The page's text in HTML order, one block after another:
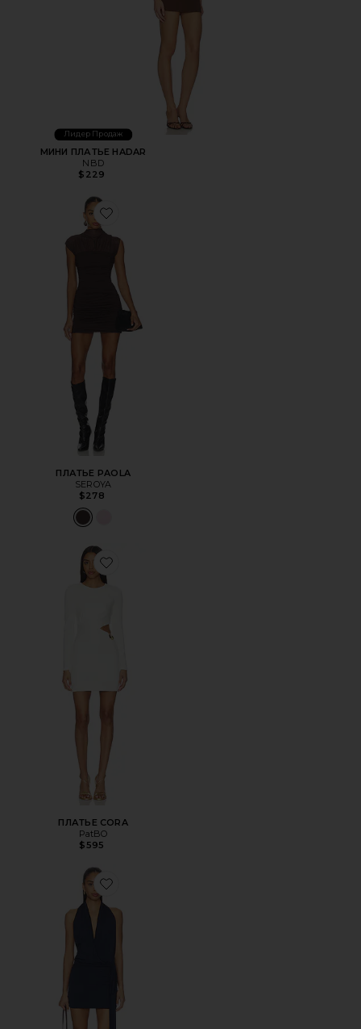
Лидер Продаж
МИНИ ПЛАТЬЕ HADAR
NBD
$229
Favorite ПЛАТЬЕ PAOLA
ПЛАТЬЕ PAOLA
SEROYA
$278
Favorite ПЛАТЬЕ CORA
ПЛАТЬЕ CORA
PatBO
$595
Favorite ПЛАТЬЕ POLLY